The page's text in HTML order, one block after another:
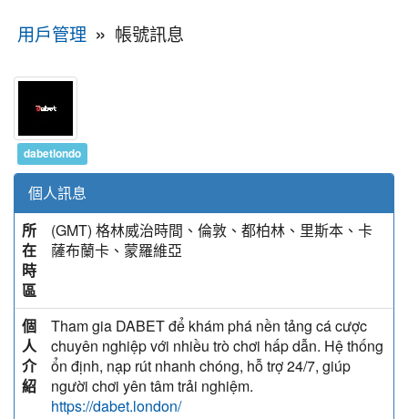
用戶管理 » 帳號訊息
dabetlondo
個人訊息
所
在
時
區
(GMT) 格林威治時間、倫敦、都柏林、里斯本、卡
薩布蘭卡、蒙羅維亞
個
人
介
紹
Tham gia DABET để khám phá nền tảng cá cược
chuyên nghiệp với nhiều trò chơi hấp dẫn. Hệ thống
ổn định, nạp rút nhanh chóng, hỗ trợ 24/7, giúp
người chơi yên tâm trải nghiệm.
https://dabet.london/